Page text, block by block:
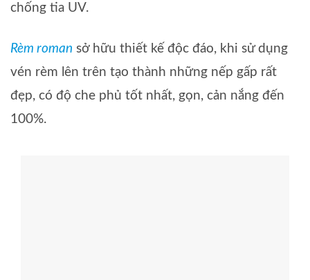
chống tia UV.
Rèm roman sở hữu thiết kế độc đáo, khi sử dụng
vén rèm lên trên tạo thành những nếp gấp rất
đẹp, có độ che phủ tốt nhất, gọn, cản nắng đến
100%.